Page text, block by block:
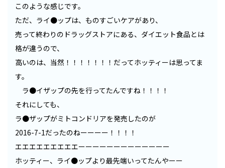
このような感じです。
ただ、ライ●ップは、ものすごいケアがあり、
売って終わりのドラッグストアにある、ダイエット食品とは
格が違うので、
高いのは、当然！！！！！！！だってホッティーは思ってま
す。
ラ●イザップの先を行ってたんですね！！！！
それにしても、
ラ●ザップがミトコンドリアを発売したのが
2016-7-1だったのねーーーー！！！！
エエエエエエエエエーーーーーーーーーーーーー
ホッティー、ライ●ップより最先端いってたんやーー